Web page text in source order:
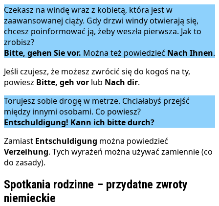
Czekasz na windę wraz z kobietą, która jest w
zaawansowanej ciąży. Gdy drzwi windy otwierają się,
chcesz poinformować ją, żeby weszła pierwsza. Jak to
zrobisz?
Bitte, gehen Sie vor. Można też powiedzieć Nach Ihnen.
Jeśli czujesz, że możesz zwrócić się do kogoś na ty,
powiesz Bitte, geh vor lub Nach dir.
Torujesz sobie drogę w metrze. Chciałabyś przejść
między innymi osobami. Co powiesz?
Entschuldigung! Kann ich bitte durch?
Zamiast Entschuldigung można powiedzieć
Verzeihung. Tych wyrażeń można używać zamiennie (co
do zasady).
Spotkania rodzinne – przydatne zwroty
niemieckie